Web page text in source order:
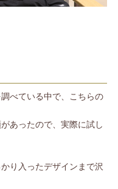
べている中で、こちらの
あったので、実際に試し
り入ったデザインまで沢